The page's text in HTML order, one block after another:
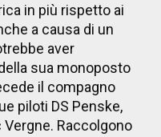
in più rispetto ai
a causa di un
aver
sua monoposto
il compagno
piloti DS Penske,
Raccolgono